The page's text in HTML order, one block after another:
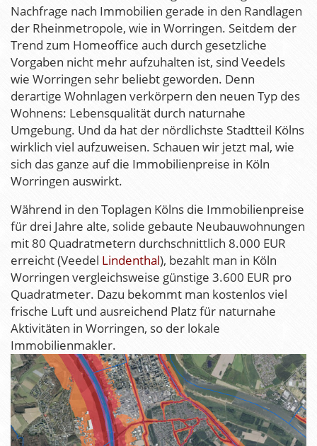
Nachfrage nach Immobilien gerade in den Randlagen
der Rheinmetropole, wie in Worringen. Seitdem der
Trend zum Homeoffice auch durch gesetzliche
Vorgaben nicht mehr aufzuhalten ist, sind Veedels
wie Worringen sehr beliebt geworden. Denn
derartige Wohnlagen verkörpern den neuen Typ des
Wohnens: Lebensqualität durch naturnahe
Umgebung. Und da hat der nördlichste Stadtteil Kölns
wirklich viel aufzuweisen. Schauen wir jetzt mal, wie
sich das ganze auf die Immobilienpreise in Köln
Worringen auswirkt.
Während in den Toplagen Kölns die Immobilienpreise
für drei Jahre alte, solide gebaute Neubauwohnungen
mit 80 Quadratmetern durchschnittlich 8.000 EUR
erreicht (Veedel Lindenthal), bezahlt man in Köln
Worringen vergleichsweise günstige 3.600 EUR pro
Quadratmeter. Dazu bekommt man kostenlos viel
frische Luft und ausreichend Platz für naturnahe
Aktivitäten in Worringen, so der lokale
Immobilienmakler.